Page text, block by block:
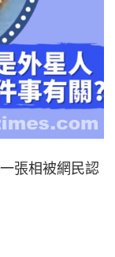
張相被網民認